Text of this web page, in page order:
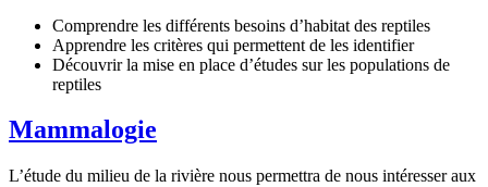
Comprendre les différents besoins d’habitat des reptiles
Apprendre les critères qui permettent de les identifier
Découvrir la mise en place d’études sur les populations de
reptiles
Mammalogie
L’étude du milieu de la rivière nous permettra de nous intéresser aux